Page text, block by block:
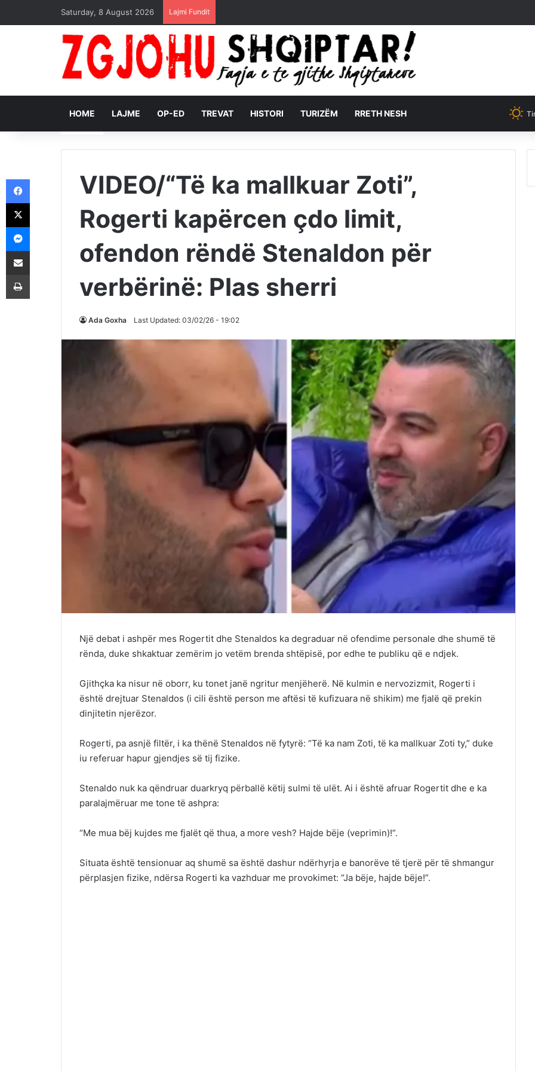
Saturday, 8 August 2026 Lajmi Fundit
HOME LAJME OP-ED TREVAT HISTORI TURIZËM RRETH NESH
VIDEO/“Të ka mallkuar Zoti”,
Rogerti kapërcen çdo limit,
ofendon rëndë Stenaldon për
verbërinë: Plas sherri
Ada Goxha Last Updated: 03/02/26 - 19:02
Një debat i ashpër mes Rogertit dhe Stenaldos ka degraduar në ofendime personale dhe shumë të
rënda, duke shkaktuar zemërim jo vetëm brenda shtëpisë, por edhe te publiku që e ndjek.
Gjithçka ka nisur në oborr, ku tonet janë ngritur menjëherë. Në kulmin e nervozizmit, Rogerti i
është drejtuar Stenaldos (i cili është person me aftësi të kufizuara në shikim) me fjalë që prekin
dinjitetin njerëzor.
Rogerti, pa asnjë filtër, i ka thënë Stenaldos në fytyrë: “Të ka nam Zoti, të ka mallkuar Zoti ty,” duke
iu referuar hapur gjendjes së tij fizike.
Stenaldo nuk ka qëndruar duarkryq përballë këtij sulmi të ulët. Ai i është afruar Rogertit dhe e ka
paralajmëruar me tone të ashpra:
“Me mua bëj kujdes me fjalët që thua, a more vesh? Hajde bëje (veprimin)!”.
Situata është tensionuar aq shumë sa është dashur ndërhyrja e banorëve të tjerë për të shmangur
përplasjen fizike, ndërsa Rogerti ka vazhduar me provokimet: “Ja bëje, hajde bëje!”.